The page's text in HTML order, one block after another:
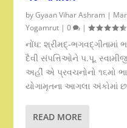
byGyaan Vihar Ashram |
Yogamrut |0 |
નોંધ: શ્રીમદ્-ભગવદ્ગીતામાં
દૈવી સંપત્તિઓને પ.પૂ.
અહીં એ પ્રવચનોનો ૧૬મો
યોગામૃતના આગલા અંકોમાં
READ MORE